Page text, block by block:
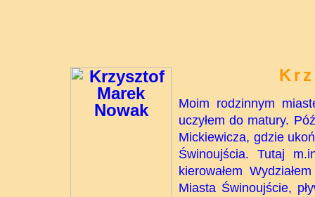
Moim rodzinnym
uczyłem do matury.
Mickiewicza, gdzie
Świnoujścia. Tutaj
kierowałem
Miasta Świnoujście,